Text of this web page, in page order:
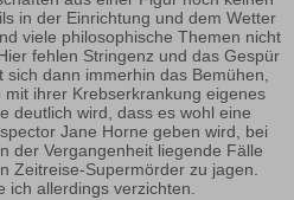
in der Einrichtung und dem Wetter
viele philosophische Themen nicht
fehlen Stringenz und das Gespür
sich dann immerhin das Bemühen,
ihrer Krebserkrankung eigenes
deutlich wird, dass es wohl eine
Jane Horne geben wird, bei
der Vergangenheit liegende Fälle
Zeitreise-Supermörder zu jagen.
ich allerdings verzichten.